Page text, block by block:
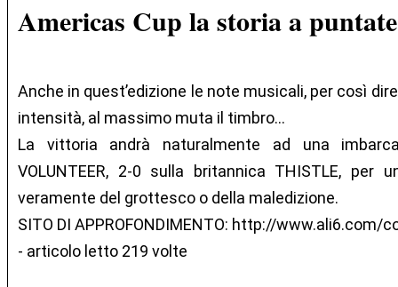
Americas Cup la storia a
Anche in quest’edizione le note musicali, per così
intensità, al massimo muta il timbro…
La vittoria andrà naturalmente ad una
VOLUNTEER, 2-0 sulla britannica THISTLE,
veramente del grottesco o della maledizione.
SITO DI APPROFONDIMENTO: http://www.ali6.com/
- articolo letto 219 volte